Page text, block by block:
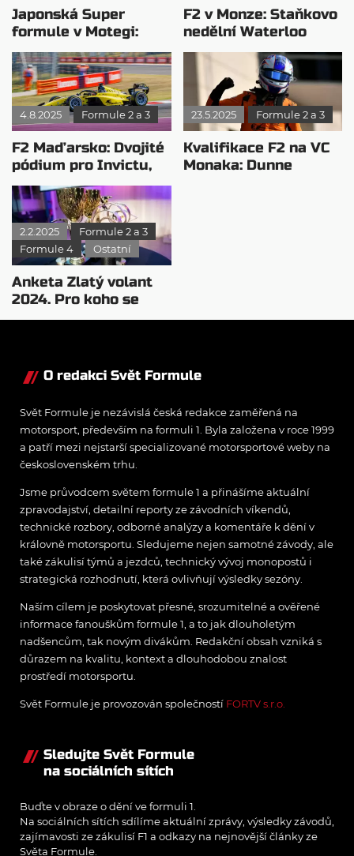
Japonská Super
formule v Motegi:
Staněk bez šance…
F2 v Monze: Staňkovo
nedělní Waterloo
4.8.2025 Formule 2 a 3
F2 Maďarsko: Dvojité
pódium pro Invictu,
Staněk druhý
23.5.2025 Formule 2 a 3
Kvalifikace F2 na VC
Monaka: Dunne
2.2.2025
Formule 2 a 3
Formule 4
Ostatní
Anketa Zlatý volant
2024. Pro koho se
hlasuje?
O redakci Svět Formule
Svět Formule je nezávislá česká redakce zaměřená na
motorsport, především na formuli 1. Byla založena v roce 1999
a patří mezi nejstarší specializované motorsportové weby na
československém trhu.
Jsme průvodcem světem formule 1 a přinášíme aktuální
zpravodajství, detailní reporty ze závodních víkendů,
technické rozbory, odborné analýzy a komentáře k dění v
královně motorsportu. Sledujeme nejen samotné závody, ale
také zákulisí týmů a jezdců, technický vývoj monopostů i
strategická rozhodnutí, která ovlivňují výsledky sezóny.
Naším cílem je poskytovat přesné, srozumitelné a ověřené
informace fanouškům formule 1, a to jak dlouholetým
nadšencům, tak novým divákům. Redakční obsah vzniká s
důrazem na kvalitu, kontext a dlouhodobou znalost
prostředí motorsportu.
Svět Formule je provozován společností FORTV s.r.o.
Sledujte Svět Formule
na sociálních sítích
Buďte v obraze o dění ve formuli 1.
Na sociálních sítích sdílíme aktuální zprávy, výsledky závodů,
zajímavosti ze zákulisí F1 a odkazy na nejnovější články ze
Světa Formule.